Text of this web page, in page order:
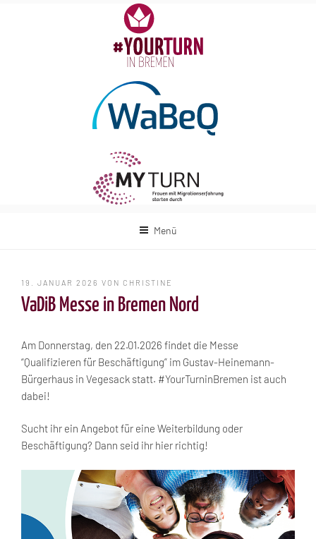
Menü
VERÖFFENTLICHT
19. JANUAR 2026 VON CHRISTINE
VaDiB Messe in Bremen Nord
Am Donnerstag, den 22.01.2026 findet die Messe
“Qualifizieren für Beschäftigung” im Gustav-Heinemann-
Bürgerhaus in Vegesack statt. #YourTurninBremen ist auch
dabei!
Sucht ihr ein Angebot für eine Weiterbildung oder
Beschäftigung? Dann seid ihr hier richtig!